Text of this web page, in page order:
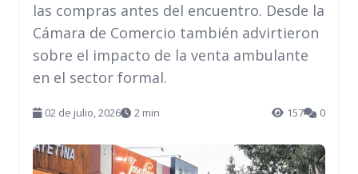
las compras antes del encuentro. Desde la
Cámara de Comercio también advirtieron
sobre el impacto de la venta ambulante
en el sector formal.
02 de julio, 2026 2 min 157 0